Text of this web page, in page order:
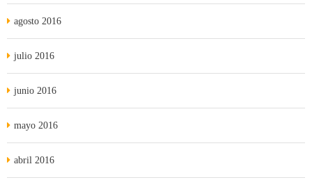
agosto 2016
julio 2016
junio 2016
mayo 2016
abril 2016